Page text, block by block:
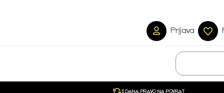
Prijava
5 DANA PRAVO NA POVRAT